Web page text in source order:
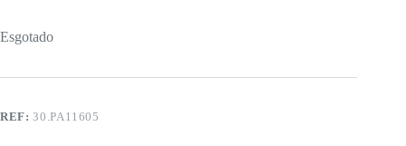
Esgotado
REF:30.PA11605